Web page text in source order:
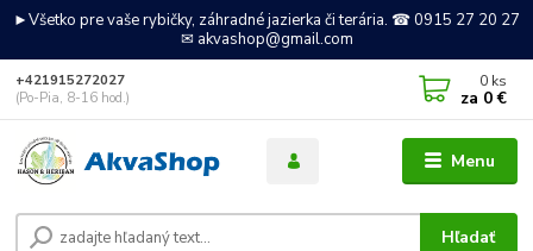
►Všetko pre vaše rybičky, záhradné jazierka či terária. ☎ 0915 27 20 27
✉ akvashop@gmail.com
Menu
Hľadať
+421915272027
(Po-Pia, 8-16 hod.)
0 ks
za 0 €